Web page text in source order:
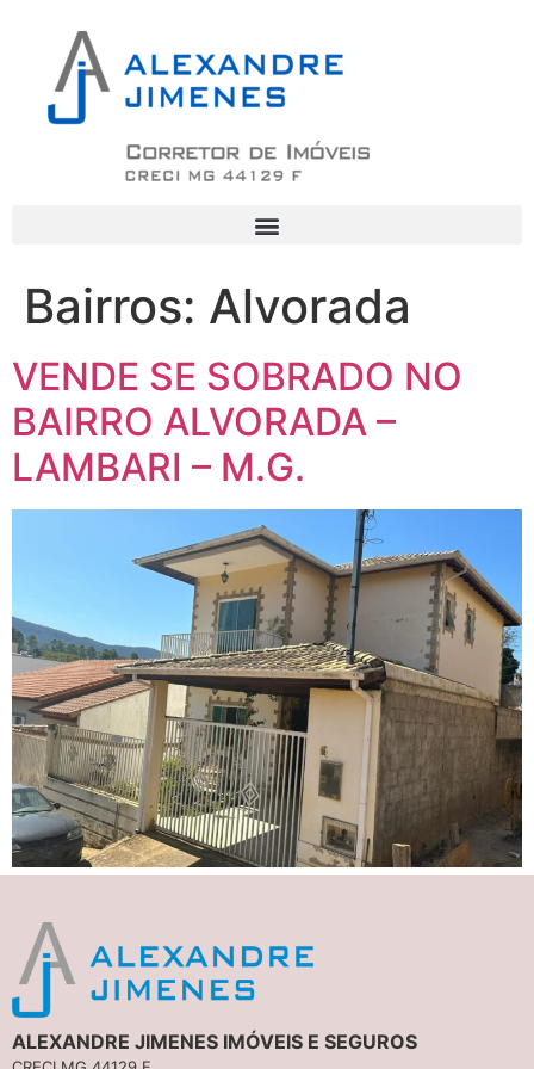
Bairros: Alvorada
VENDE SE SOBRADO NO
BAIRRO ALVORADA –
LAMBARI – M.G.
ALEXANDRE JIMENES IMÓVEIS E SEGUROS